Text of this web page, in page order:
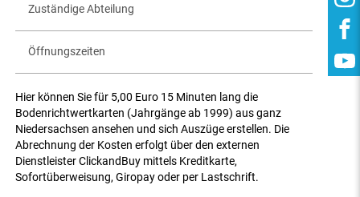
Zuständige Abteilung
Öffnungszeiten
Hier können Sie für 5,00 Euro 15 Minuten lang die
Bodenrichtwertkarten (Jahrgänge ab 1999) aus ganz
Niedersachsen ansehen und sich Auszüge erstellen. Die
Abrechnung der Kosten erfolgt über den externen
Dienstleister ClickandBuy mittels Kreditkarte,
Sofortüberweisung, Giropay oder per Lastschrift.